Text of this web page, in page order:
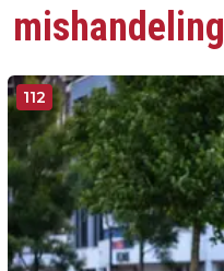
mishandeling
112